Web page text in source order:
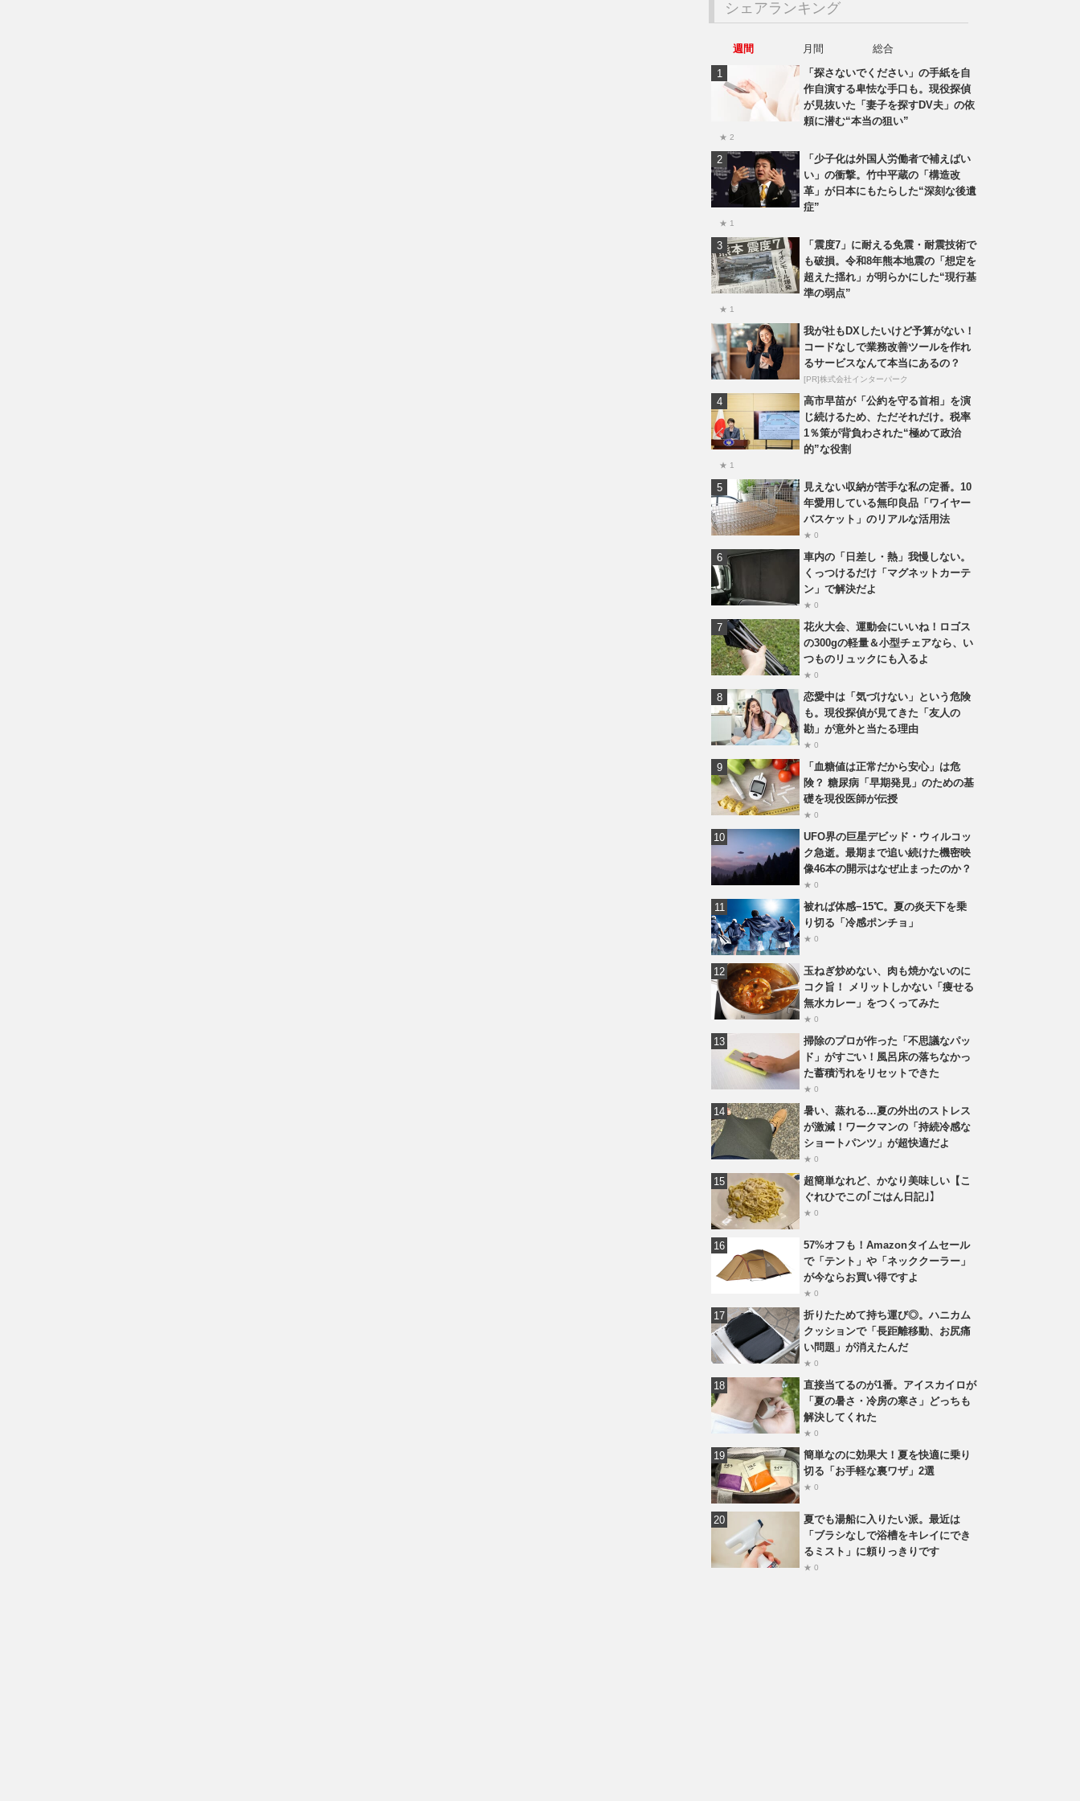
シェアランキング
週間 月間
総合
「探さないでください」の手紙を自
作自演する卑怯な手口も。現役探偵
が見抜いた「妻子を探すDV夫」の依
頼に潜む“本当の狙い”
★ 2
「少子化は外国人労働者で補えばい
い」の衝撃。竹中平蔵の「構造改
革」が日本にもたらした“深刻な後遺
症”
★ 1
「震度7」に耐える免震・耐震技術で
も破損。令和8年熊本地震の「想定を
超えた揺れ」が明らかにした“現行基
準の弱点”
★ 1
我が社もDXしたいけど予算がない！
コードなしで業務改善ツールを作れ
るサービスなんて本当にあるの？
[PR]株式会社インターパーク
高市早苗が「公約を守る首相」を演
じ続けるため、ただそれだけ。税率
1％策が背負わされた“極めて政治
的”な役割
★ 1
見えない収納が苦手な私の定番。10
年愛用している無印良品「ワイヤー
バスケット」のリアルな活用法
★ 0
車内の「日差し・熱」我慢しない。
くっつけるだけ「マグネットカーテ
ン」で解決だよ
★ 0
花火大会、運動会にいいね！ロゴス
の300gの軽量＆小型チェアなら、い
つものリュックにも入るよ
★ 0
恋愛中は「気づけない」という危険
も。現役探偵が見てきた「友人の
勘」が意外と当たる理由
★ 0
「血糖値は正常だから安心」は危
険？ 糖尿病「早期発見」のための基
礎を現役医師が伝授
★ 0
UFO界の巨星デビッド・ウィルコッ
ク急逝。最期まで追い続けた機密映
像46本の開示はなぜ止まったのか？
★ 0
被れば体感−15℃。夏の炎天下を乗
り切る「冷感ポンチョ」
★ 0
玉ねぎ炒めない、肉も焼かないのに
コク旨！ メリットしかない「痩せる
無水カレー」をつくってみた
★ 0
掃除のプロが作った「不思議なパッ
ド」がすごい！風呂床の落ちなかっ
た蓄積汚れをリセットできた
★ 0
暑い、蒸れる…夏の外出のストレス
が激減！ワークマンの「持続冷感な
ショートパンツ」が超快適だよ
★ 0
超簡単なれど、かなり美味しい【こ
ぐれひでこの｢ごはん日記｣】
★ 0
57%オフも！Amazonタイムセール
で「テント」や「ネッククーラー」
が今ならお買い得ですよ
★ 0
折りたためて持ち運び◎。ハニカム
クッションで「長距離移動、お尻痛
い問題」が消えたんだ
★ 0
直接当てるのが1番。アイスカイロが
「夏の暑さ・冷房の寒さ」どっちも
解決してくれた
★ 0
簡単なのに効果大！夏を快適に乗り
切る「お手軽な裏ワザ」2選
★ 0
夏でも湯船に入りたい派。最近は
「ブラシなしで浴槽をキレイにでき
るミスト」に頼りっきりです
★ 0